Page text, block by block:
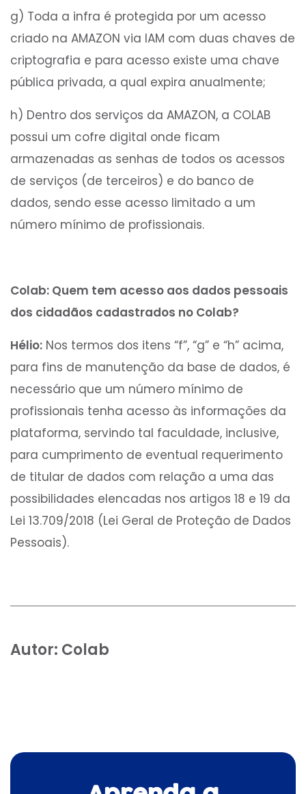
g) Toda a infra é protegida por um acesso
criado na AMAZON via IAM com duas chaves de
criptografia e para acesso existe uma chave
pública privada, a qual expira anualmente;
h) Dentro dos serviços da AMAZON, a COLAB
possui um cofre digital onde ficam
armazenadas as senhas de todos os acessos
de serviços (de terceiros) e do banco de
dados, sendo esse acesso limitado a um
número mínimo de profissionais.
Colab: Quem tem acesso aos dados pessoais
dos cidadãos cadastrados no Colab?
Hélio: Nos termos dos itens “f”, “g” e “h” acima,
para fins de manutenção da base de dados, é
necessário que um número mínimo de
profissionais tenha acesso às informações da
plataforma, servindo tal faculdade, inclusive,
para cumprimento de eventual requerimento
de titular de dados com relação a uma das
possibilidades elencadas nos artigos 18 e 19 da
Lei 13.709/2018 (Lei Geral de Proteção de Dados
Pessoais).
Autor: Colab